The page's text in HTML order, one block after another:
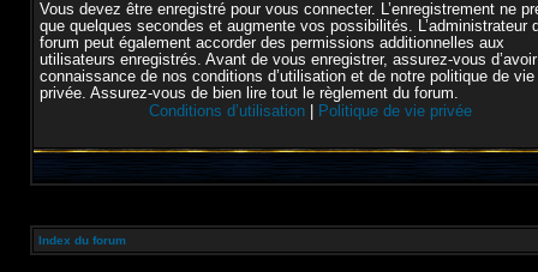
Vous devez être enregistré pour vous connecter. L’enregistrement ne
que quelques secondes et augmente vos possibilités. L’administrateur
forum peut également accorder des permissions additionnelles aux
utilisateurs enregistrés. Avant de vous enregistrer, assurez-vous
connaissance de nos conditions d’utilisation et de notre politique de vie
privée. Assurez-vous de bien lire tout le règlement du forum.
Conditions d’utilisation
Politique de vie privée
Index du forum